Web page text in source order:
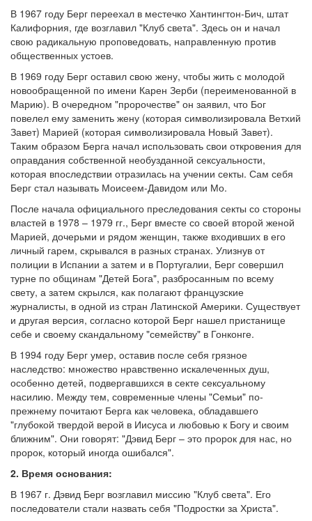
В 1967 году Берг переехал в местечко Хантингтон-Бич, штат
Калифорния, где возглавил "Клуб света". Здесь он и начал
свою радикальную проповедовать, направленную против
общественных устоев.
В 1969 году Берг оставил свою жену, чтобы жить с молодой
новообращенной по имени Карен Зерби (переименованной в
Марию). В очередном "пророчестве" он заявил, что Бог
повелел ему заменить жену (которая символизировала Ветхий
Завет) Марией (которая символизировала Новый Завет).
Таким образом Берга начал использовать свои откровения для
оправдания собственной необузданной сексуальности,
которая впоследствии отразилась на учении секты. Сам себя
Берг стал называть Моисеем-Давидом или Мо.
После начала официального преследования секты со стороны
властей в 1978 – 1979 гг., Берг вместе со своей второй женой
Марией, дочерьми и рядом женщин, также входивших в его
личный гарем, скрывался в разных странах. Улизнув от
полиции в Испании а затем и в Португалии, Берг совершил
турне по общинам "Детей Бога", разбросанным по всему
свету, а затем скрылся, как полагают французские
журналисты, в одной из стран Латинской Америки. Существует
и другая версия, согласно которой Берг нашел пристанище
себе и своему скандальному "семейству" в Гонконге.
В 1994 году Берг умер, оставив после себя грязное
наследство: множество нравственно искалеченных душ,
особенно детей, подвергавшихся в секте сексуальному
насилию. Между тем, современные члены "Семьи" по-
прежнему почитают Берга как человека, обладавшего
"глубокой твердой верой в Иисуса и любовью к Богу и своим
ближним". Они говорят: "Дэвид Берг – это пророк для нас, но
пророк, который иногда ошибался".
2. Время основания:
В 1967 г. Дэвид Берг возглавил миссию "Клуб света". Его
последователи стали назвать себя "Подростки за Христа".